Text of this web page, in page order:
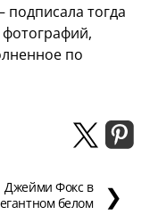
подписала тогда
фотографий,
по
Джейми Фокс в
белом
❯